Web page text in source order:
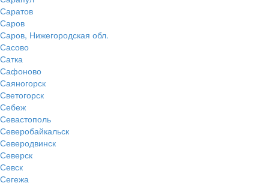
Саратов
Саров
Саров, Нижегородская обл.
Сасово
Сатка
Сафоново
Саяногорск
Светогорск
Себеж
Севастополь
Северобайкальск
Северодвинск
Северск
Севск
Сегежа